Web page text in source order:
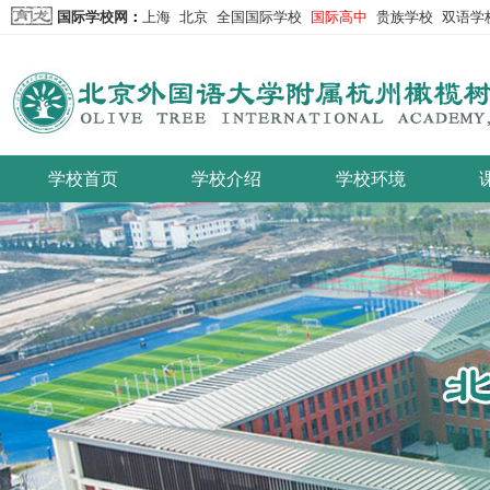
国际学校网 ： 上海 北京 全国国际学校 国际高中 贵族学校 双语学
学校首页 学校介绍 学校环境